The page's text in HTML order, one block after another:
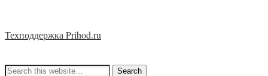
Техподдержка Prihod.ru